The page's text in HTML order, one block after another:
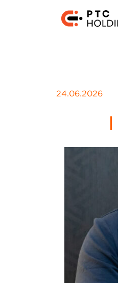
24.06.2026